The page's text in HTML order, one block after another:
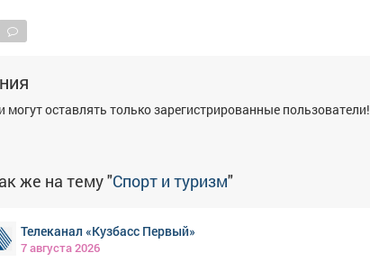
оставлять только зарегистрированные пользователи!
же на тему "Спорт и туризм"
Телеканал «Кузбасс Первый»
7 августа 2026